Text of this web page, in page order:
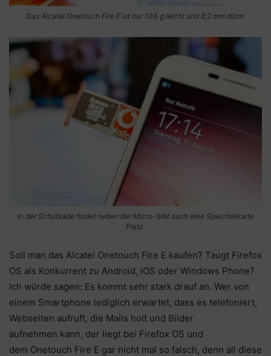
Das Alcatel Onetouch Fire E ist nur 103 g leicht und 8,2 mm dünn.
In der Schublade findet neben der Micro-SIM auch eine Speicherkarte
Platz.
Soll man das Alcatel Onetouch Fire E kaufen? Taugt Firefox
OS als Konkurrent zu Android, iOS oder Windows Phone?
Ich würde sagen: Es kommt sehr stark drauf an. Wer von
einem Smartphone lediglich erwartet, dass es telefoniert,
Webseiten aufruft, die Mails holt und Bilder
aufnehmen kann, der liegt bei Firefox OS und
dem Onetouch Fire E gar nicht mal so falsch, denn all diese